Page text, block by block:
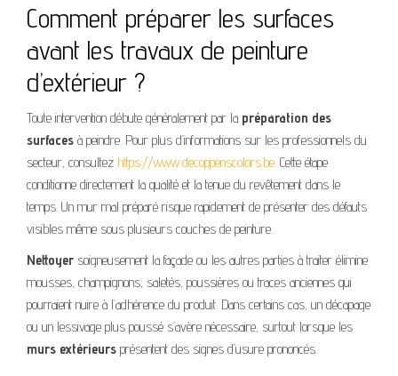
Comment préparer les surfaces
avant les travaux de peinture
d’extérieur ?
Toute intervention débute généralement par la préparation des
surfaces à peindre. Pour plus d’informations sur les professionnels du
secteur, consultez https://www.decoppenscolors.be. Cette étape
conditionne directement la qualité et la tenue du revêtement dans le
temps. Un mur mal préparé risque rapidement de présenter des défauts
visibles même sous plusieurs couches de peinture.
Nettoyer soigneusement la façade ou les autres parties à traiter élimine
mousses, champignons, saletés, poussières ou traces anciennes qui
pourraient nuire à l’adhérence du produit. Dans certains cas, un décapage
ou un lessivage plus poussé s’avère nécessaire, surtout lorsque les
murs extérieurs présentent des signes d’usure prononcés.